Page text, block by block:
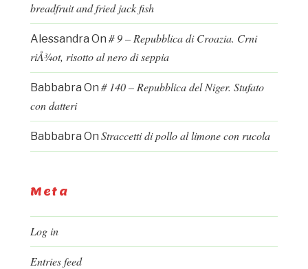
breadfruit and fried jack fish
Alessandra On # 9 – Repubblica di Croazia. Crni
riÅ¾ot, risotto al nero di seppia
Babbabra On # 140 – Repubblica del Niger. Stufato
con datteri
Babbabra On Straccetti di pollo al limone con rucola
Meta
Log in
Entries feed